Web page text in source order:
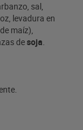
sal,
levadura en
maíz),
desoja.